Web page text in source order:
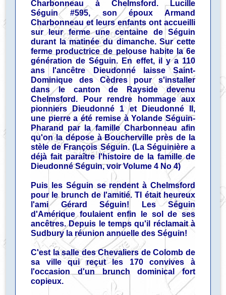
Charbonneau à Chelmsford. Lucille
Séguin #595, son époux Armand
Charbonneau et leurs enfants ont accueilli
sur leur ferme une centaine de Séguin
durant la matinée du dimanche. Sur cette
ferme productrice de pelouse habite la 6e
génération de Séguin. En effet, il y a 110
ans l'ancêtre Dieudonné laisse Saint-
Dominique des Cèdres pour s'installer
dans le canton de Rayside devenu
Chelmsford. Pour rendre hommage aux
pionniers Dieudonné 1 et Dieudonné II,
une pierre a été remise à Yolande Séguin-
Pharand par la famille Charbonneau afin
qu'on la dépose à Boucherville près de la
stèle de François Séguin. (La Séguinière a
déjà fait paraître l'histoire de la famille de
Dieudonné Séguin, voir Volume 4 No 4)
Puis les Séguin se rendent à Chelmsford
pour le brunch de l'amitié. TI était heureux
l'ami Gérard Séguin! Les Séguin
d'Amérique foulaient enfin le sol de ses
ancêtres. Depuis le temps qu'il réclamait à
Sudbury la réunion annuelle des Séguin!
C'est la salle des Chevaliers de Colomb de
sa ville qui reçut les 170 convives à
l'occasion d'un brunch dominical fort
copieux.